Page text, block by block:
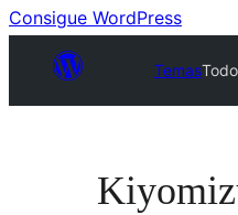
Consigue WordPress
Temas